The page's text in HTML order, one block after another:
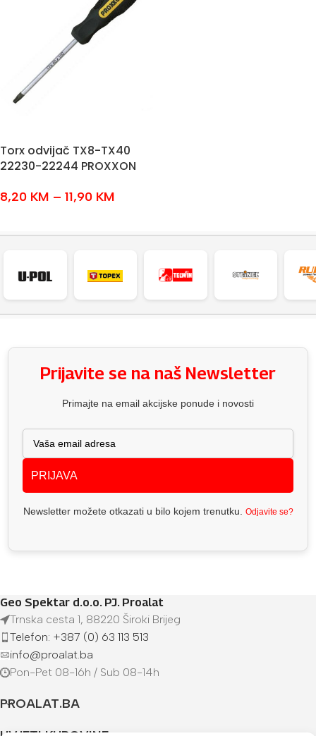
Torx odvijač TX8-TX40
22230-22244 PROXXON
8,20 KM – 11,90 KM
Prijavite se na naš Newsletter
Primajte na email akcijske ponude i novosti
PRIJAVA
Newsletter možete otkazati u bilo kojem trenutku. Odjavite se?
Geo Spektar d.o.o. PJ. Proalat
Trnska cesta 1, 88220 Široki Brijeg
Telefon: +387 (0) 63 113 513
info@proalat.ba
Pon-Pet 08-16h / Sub 08-14h
PROALAT.BA